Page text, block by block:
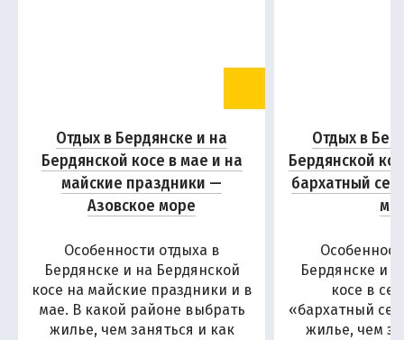
Отдых в Бердянске и на
Бердянской косе в мае и на
майские праздники —
Азовское море
Особенности отдыха в
Бердянске и на Бердянской
косе на майские праздники и в
мае. В какой районе выбрать
жилье, чем заняться и как
Отдых в
Бердянской
бархатный
Бердянске и
косе в
«бархатный
жилье, чем